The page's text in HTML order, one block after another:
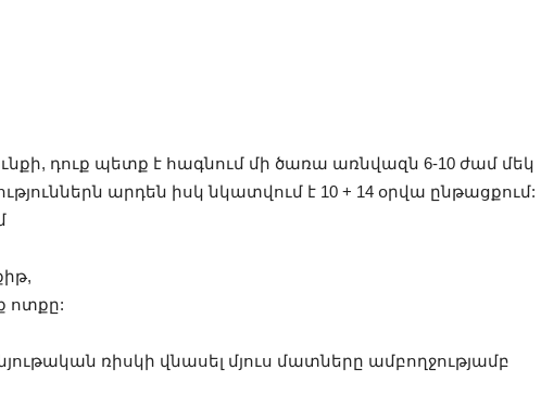
դուք պետք է հագնում մի ծառա առնվազն 6-10 ժամ մեկ
արդեն իսկ նկատվում է 10 + 14 օրվա ընթացքում:
ոտքը:
ռիսկի վնասել մյուս մատները ամբողջությամբ